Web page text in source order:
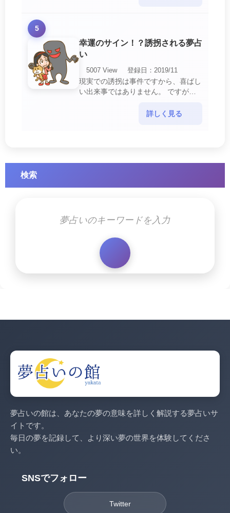
5
幸運のサイン！？誘拐される夢占
い
5007 View
登録日：2019/11
現実での誘拐は事件ですから、喜ばし
い出来事ではありません。 ですが、
詳しく見る
検索
夢占いの館は、あなたの夢の意味を詳しく解説する夢占いサ
イトです。
毎日の夢を記録して、より深い夢の世界を体験してくださ
い。
SNSでフォロー
Twitter